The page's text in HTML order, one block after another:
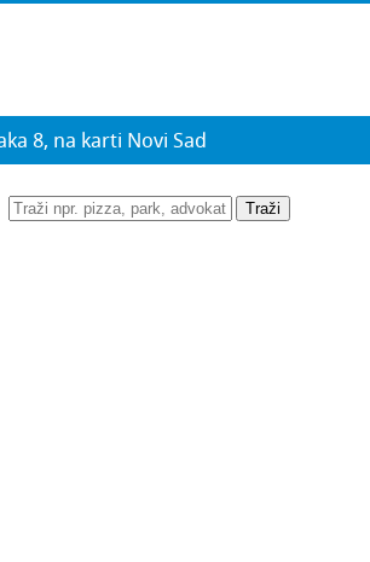
8, na karti Novi Sad
Traži